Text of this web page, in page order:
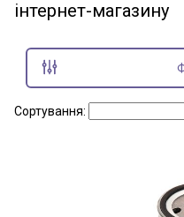
Hummer
інтернет-магазину
Сортування: